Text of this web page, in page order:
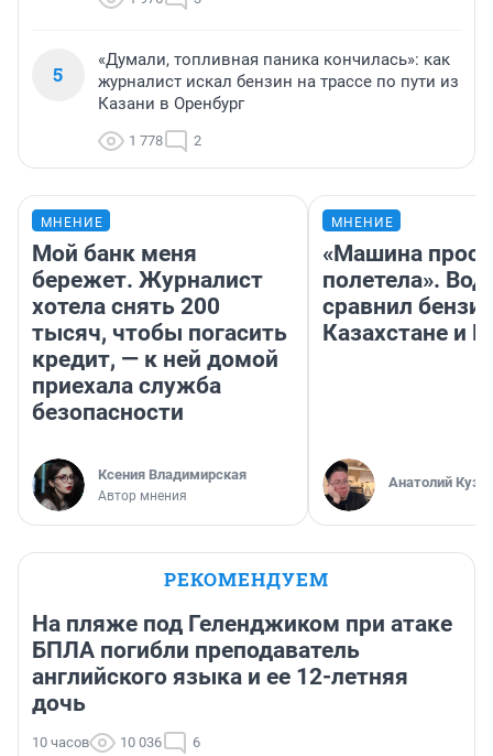
5
«Думали, топливная паника кончилась»: как
журналист искал бензин на трассе по пути из
Казани в Оренбург
1 778 2
МНЕНИЕ
Мой банк меня
бережет. Журналист
хотела снять 200
тысяч, чтобы погасить
кредит, — к ней домой
приехала служба
безопасности
Ксения Владимирская
Автор мнения
МНЕНИЕ
«Машина
полетела».
сравнил
Казахстане и
Анатолий
РЕКОМЕНДУЕМ
На пляже под Геленджиком при атаке
БПЛА погибли преподаватель
английского языка и ее 12-летняя
дочь
10 часов 10 036 6